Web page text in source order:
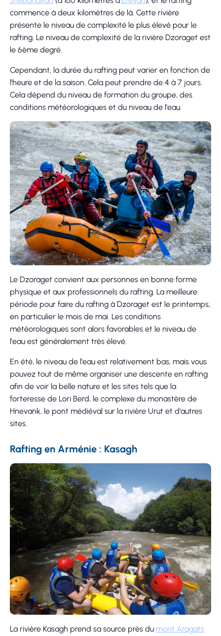
commence à deux kilomètres de là. Cette rivière
présente le niveau de complexité le plus élevé pour le
rafting. Le niveau de complexité de la rivière Dzoraget est
le 6ème degré.
Cependant, la durée du rafting peut varier en fonction de
l'heure et de la saison. Cela peut prendre de 4 à 7 jours.
Cela dépend du niveau de formation du groupe, des
conditions météorologiques et du niveau de l'eau.
Le Dzoraget convient aux personnes en bonne forme
physique et aux professionnels du rafting. La meilleure
période pour faire du rafting à Dzoraget est le printemps,
en particulier le mois de mai. Les conditions
météorologiques sont alors favorables et le niveau de
l'eau est généralement très élevé.
En été, le niveau de l'eau est relativement bas, mais vous
pouvez tout de même organiser une descente en rafting
afin de voir la belle nature et les sites tels que la
forteresse de Lori Berd, le complexe du monastère de
Hnevank, le pont médiéval sur la rivière Urut et d'autres
sites.
Rafting en Arménie : Kasagh
La rivière Kasagh prend sa source près du mont Aragats